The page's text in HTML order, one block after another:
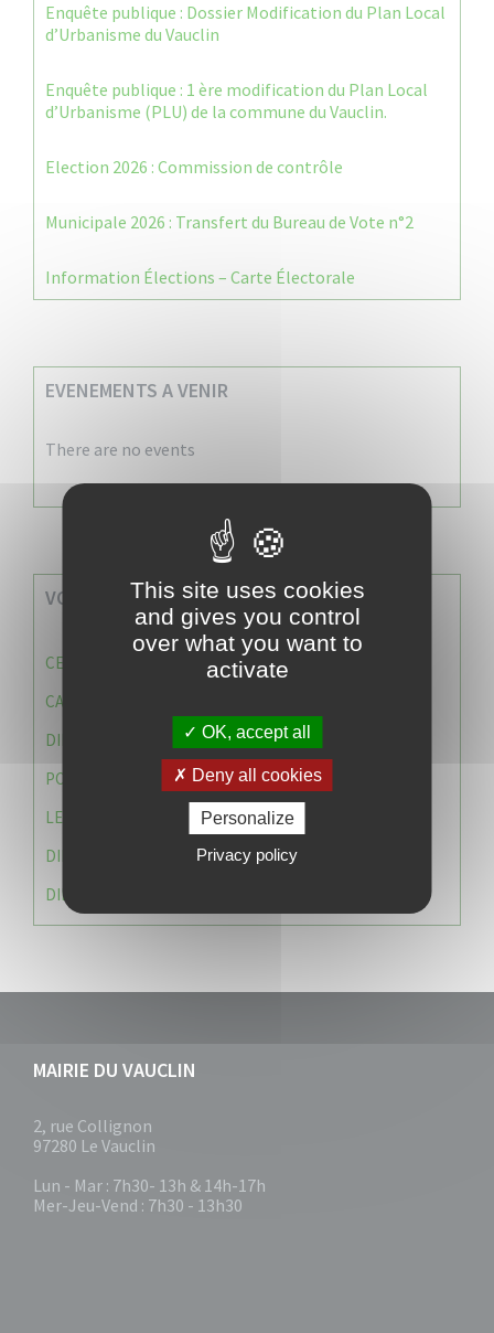
Enquête publique : Dossier Modification du Plan Local
d’Urbanisme du Vauclin
Enquête publique : 1 ère modification du Plan Local
d’Urbanisme (PLU) de la commune du Vauclin.
Election 2026 : Commission de contrôle
Municipale 2026 : Transfert du Bureau de Vote n°2
Information Élections – Carte Électorale
EVENEMENTS A VENIR
There are no events
VOS SERVICES MUNICIPAUX
CENTRE COMMUNAL D’ACTION SOCIALE (C.C.A.S)
CAISSE DES ÉCOLES
DIRECTION DES SERVICES TECHNIQUES
POLICE MUNICIPALE
LE CABINET DU MAIRE
DIRECTION DES RESSOURCES ET MOYENS
DIRECTION DU DEVELLOPPEMENT URBAIN DURABL
MAIRIE DU VAUCLIN
2, rue Collignon
97280 Le Vauclin
Lun - Mar : 7h30- 13h & 14h-17h
Mer-Jeu-Vend : 7h30 - 13h30
This site uses cookies
and gives you control
over what you want to
activate
OK, accept all
Deny all cookies
Personalize
Privacy policy